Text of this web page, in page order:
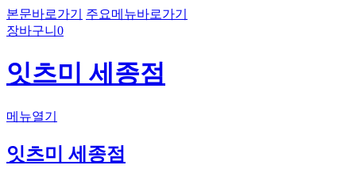
본문바로가기
주요메뉴바로가기
장바구니 0
잇츠미 세종점
메뉴열기
잇츠미 세종점